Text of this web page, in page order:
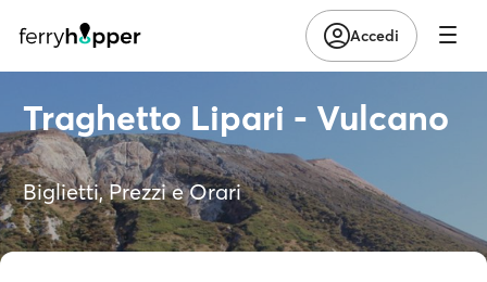
Accedi
Traghetto Lipari - Vulcano
Biglietti, Prezzi e Orari